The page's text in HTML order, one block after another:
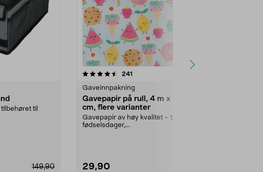
til
149,90
stjerner 241
Gaveinnpakning
Gavepapir på rull, 4 m x 70
cm, flere varianter
Gavepapir av høy kvalitet – til
fødselsdager,...
29,90
5.0 av 5 stjerner